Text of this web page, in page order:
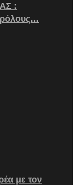
:
με τον